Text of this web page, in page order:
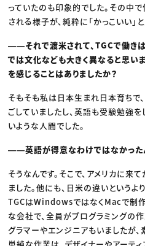
っていたのも印象的でした。その中
される様子が、純粋に「かっこいい」
――それで渡米されて、TGCで働き
では文化なども大きく異なると思い
を感じることはありましたか？
そもそも私は日本生まれ日本育ちで
ごしていましたし、英語も受験勉強
いような人間でした。
――英語が得意なわけではなかった
そうなんです。そこで、アメリカに
ました。他にも、日米の違いというよ
TGCはWindowsではなくMacで制
な会社で、全員がプログラミングの
グラマーやエンジニアもいましたが